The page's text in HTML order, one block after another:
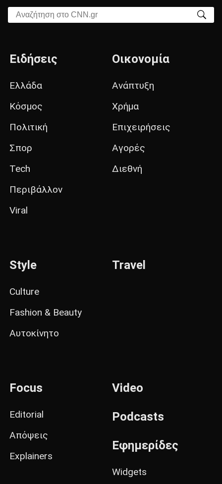
Αναζήτηση στο CNN.gr
Ειδήσεις
Ελλάδα
Κόσμος
Πολιτική
Σπορ
Tech
Περιβάλλον
Viral
Οικονομία
Ανάπτυξη
Χρήμα
Επιχειρήσεις
Αγορές
Διεθνή
Style
Culture
Fashion & Beauty
Αυτοκίνητο
Travel
Focus
Editorial
Απόψεις
Explainers
Video
Podcasts
Εφημερίδες
Widgets